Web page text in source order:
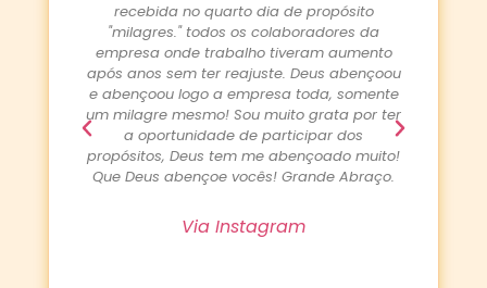
no quarto dia de propósito
todos os colaboradores da
onde trabalho tiveram aumento
sem ter reajuste. Deus abençoou
logo a empresa toda, somente
mesmo! Sou muito grata por ter
de participar dos
Deus tem me abençoado muito!
abençoe vocês! Grande Abraço.
propósito "A minha vida é
Orei e jejuei pela
que depois de três anos
conseguiu um emprego
deixou muito feliz Hoje ele
da efetivação. Que sua
usada por Deus para
Dele. Obrigada pelo
sempre é dia de